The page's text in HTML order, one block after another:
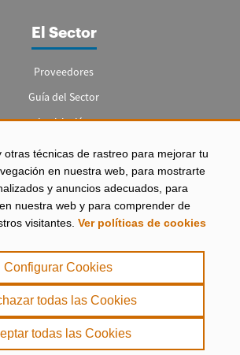
otras técnicas de rastreo para mejorar tu
en nuestra web, para mostrarte
y anuncios adecuados, para
nuestra web y para comprender de
visitantes. Ver políticas de cookies
Configurar Cookies
todas las Cookies
todas las Cookies
El Sector
Proveedores
Guía del Sector
Legislación
Empleo
Aviso legal
|
Política de Privacidad
|
2000 - 2026. Todos los derechos reservados